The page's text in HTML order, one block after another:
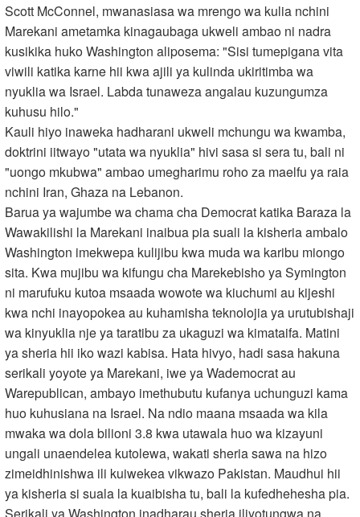
Scott McConnel, mwanasiasa wa mrengo wa kulia nchini
Marekani ametamka kinagaubaga ukweli ambao ni nadra
kusikika huko Washington aliposema: "Sisi tumepigana vita
viwili katika karne hii kwa ajili ya kulinda ukiritimba wa
nyuklia wa Israel. Labda tunaweza angalau kuzungumza
kuhusu hilo."
Kauli hiyo inaweka hadharani ukweli mchungu wa kwamba,
doktrini iitwayo "utata wa nyuklia" hivi sasa si sera tu, bali ni
"uongo mkubwa" ambao umegharimu roho za maelfu ya raia
nchini Iran, Ghaza na Lebanon.
Barua ya wajumbe wa chama cha Democrat katika Baraza la
Wawakilishi la Marekani inaibua pia suali la kisheria ambalo
Washington imekwepa kulijibu kwa muda wa karibu miongo
sita. Kwa mujibu wa kifungu cha Marekebisho ya Symington
ni marufuku kutoa msaada wowote wa kiuchumi au kijeshi
kwa nchi inayopokea au kuhamisha teknolojia ya urutubishaji
wa kinyuklia nje ya taratibu za ukaguzi wa kimataifa. Matini
ya sheria hii iko wazi kabisa. Hata hivyo, hadi sasa hakuna
serikali yoyote ya Marekani, iwe ya Wademocrat au
Warepublican, ambayo imethubutu kufanya uchunguzi kama
huo kuhusiana na Israel. Na ndio maana msaada wa kila
mwaka wa dola bilioni 3.8 kwa utawala huo wa kizayuni
ungali unaendelea kutolewa, wakati sheria sawa na hizo
zimeidhinishwa ili kuiwekea vikwazo Pakistan. Maudhui hii
ya kisheria si suala la kuaibisha tu, bali la kufedhehesha pia.
Serikali ya Washington inadharau sheria iliyotungwa na